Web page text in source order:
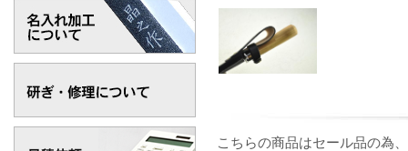
こちらの商品はセール品の為